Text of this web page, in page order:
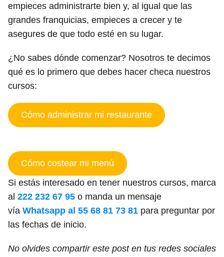
empieces administrarte bien y, al igual que las
grandes franquicias, empieces a crecer y te
asegures de que todo esté en su lugar.
¿No sabes dónde comenzar? Nosotros te decimos
qué es lo primero que debes hacer checa nuestros
cursos:
Cómo administrar mi restaurante
Cómo costear mi menú
Si estás interesado en tener nuestros cursos, marca
al 222 232 67 95 o manda un mensaje
vía Whatsapp al 55 68 81 73 81 para preguntar por
las fechas de inicio.
No olvides compartir este post en tus redes sociales